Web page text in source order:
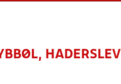
HADERSLEV